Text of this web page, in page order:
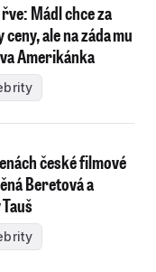
Mádl chce za
ale na záda mu
Amerikánka
české filmové
Beretová a